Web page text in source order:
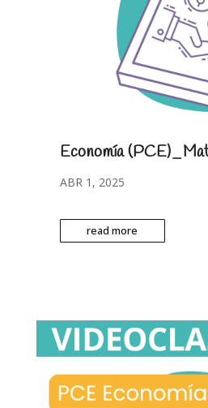
Economía
ABR 1, 2025
read more